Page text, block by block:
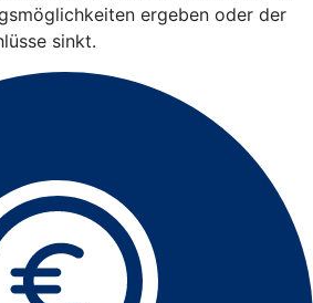
ergeben oder der
sinkt.